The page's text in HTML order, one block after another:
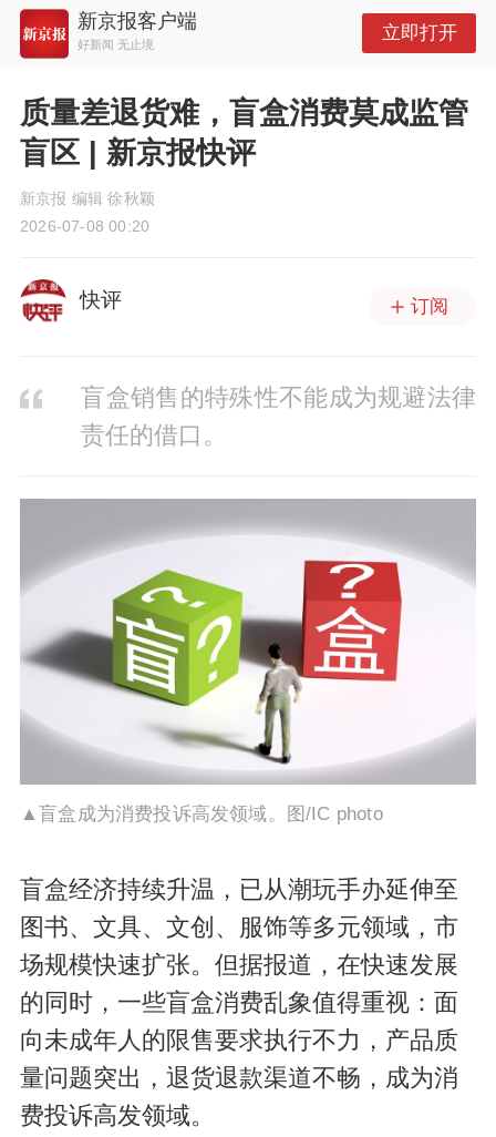
新京报客户端
好新闻 无止境
立即打开
质量差退货难，盲盒消费莫成监管
盲区 | 新京报快评
新京报 编辑 徐秋颖
2026-07-08 00:20
快评 订阅
盲盒销售的特殊性不能成为规避法律
责任的借口。
▲盲盒成为消费投诉高发领域。图/IC photo
盲盒经济持续升温，已从潮玩手办延伸至
图书、文具、文创、服饰等多元领域，市
场规模快速扩张。但据报道，在快速发展
的同时，一些盲盒消费乱象值得重视：面
向未成年人的限售要求执行不力，产品质
量问题突出，退货退款渠道不畅，成为消
费投诉高发领域。